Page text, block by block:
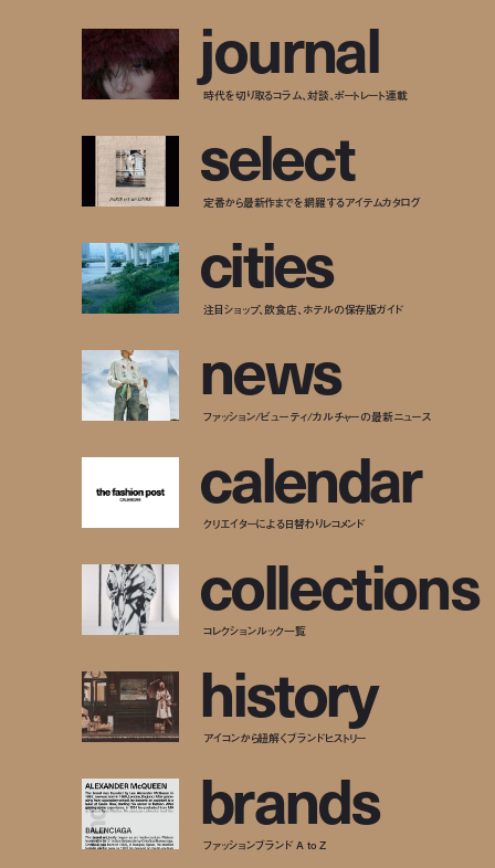
journal
時代を切り取るコラム、対談、ポートレート連載
select
定番から最新作までを網羅するアイテムカタログ
cities
注目ショップ、飲食店、ホテルの保存版ガイド
news
ファッション/ビューティ/カルチャーの最新ニュース
calendar
クリエイターによる日替わりレコメンド
collections
コレクションルック一覧
history
アイコンから紐解くブランドヒストリー
brands
ファッションブランド A to Z